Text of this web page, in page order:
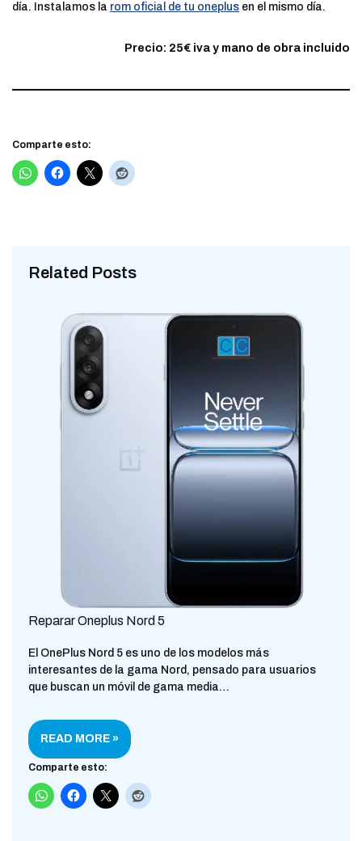
día. Instalamos la rom oficial de tu oneplus en el mismo día.
Precio: 25€ iva y mano de obra incluido
Comparte esto:
Related Posts
Reparar Oneplus Nord 5
El OnePlus Nord 5 es uno de los modelos más
interesantes de la gama Nord, pensado para usuarios
que buscan un móvil de gama media…
READ MORE »
Comparte esto: